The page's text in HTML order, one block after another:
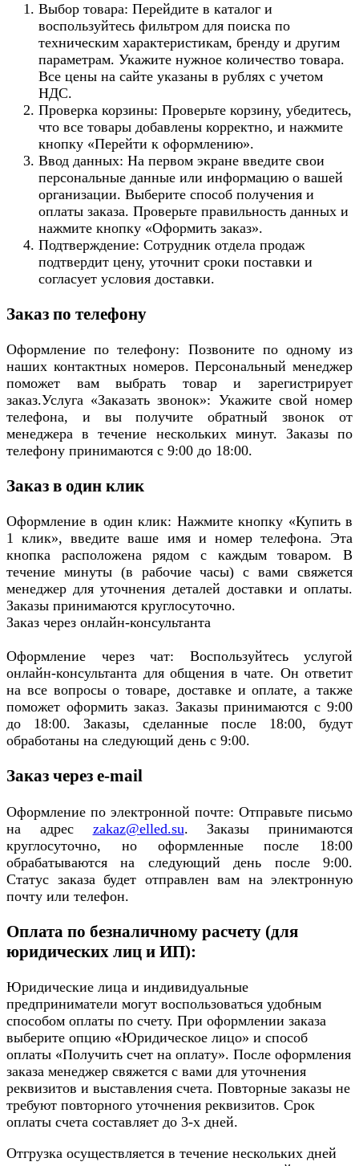
Выбор товара: Перейдите в каталог и
воспользуйтесь фильтром для поиска по
техническим характеристикам, бренду и другим
параметрам. Укажите нужное количество товара.
Все цены на сайте указаны в рублях с учетом
НДС.
Проверка корзины: Проверьте корзину, убедитесь,
что все товары добавлены корректно, и нажмите
кнопку «Перейти к оформлению».
Ввод данных: На первом экране введите свои
персональные данные или информацию о вашей
организации. Выберите способ получения и
оплаты заказа. Проверьте правильность данных и
нажмите кнопку «Оформить заказ».
Подтверждение: Сотрудник отдела продаж
подтвердит цену, уточнит сроки поставки и
согласует условия доставки.
Заказ по телефону
Оформление по телефону: Позвоните по одному из
наших контактных номеров. Персональный менеджер
поможет вам выбрать товар и зарегистрирует
заказ.Услуга «Заказать звонок»: Укажите свой номер
телефона, и вы получите обратный звонок от
менеджера в течение нескольких минут. Заказы по
телефону принимаются с 9:00 до 18:00.
Заказ в один клик
Оформление в один клик: Нажмите кнопку «Купить в
1 клик», введите ваше имя и номер телефона. Эта
кнопка расположена рядом с каждым товаром. В
течение минуты (в рабочие часы) с вами свяжется
менеджер для уточнения деталей доставки и оплаты.
Заказы принимаются круглосуточно.
Заказ через онлайн-консультанта
Оформление через чат: Воспользуйтесь услугой
онлайн-консультанта для общения в чате. Он ответит
на все вопросы о товаре, доставке и оплате, а также
поможет оформить заказ. Заказы принимаются с 9:00
до 18:00. Заказы, сделанные после 18:00, будут
обработаны на следующий день с 9:00.
Заказ через e-mail
Оформление по электронной почте: Отправьте письмо
на адрес zakaz@elled.su. Заказы принимаются
круглосуточно, но оформленные после 18:00
обрабатываются на следующий день после 9:00.
Статус заказа будет отправлен вам на электронную
почту или телефон.
Оплата по безналичному расчету (для
юридических лиц и ИП):
Юридические лица и индивидуальные
предприниматели могут воспользоваться удобным
способом оплаты по счету. При оформлении заказа
выберите опцию «Юридическое лицо» и способ
оплаты «Получить счет на оплату». После оформления
заказа менеджер свяжется с вами для уточнения
реквизитов и выставления счета. Повторные заказы не
требуют повторного уточнения реквизитов. Срок
оплаты счета составляет до 3-х дней.
Отгрузка осуществляется в течение нескольких дней